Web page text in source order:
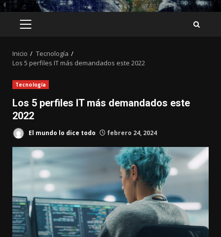
MENÚ
Inicio
Tecnología
Los 5 perfiles IT más demandados este 2022
Tecnología
Los 5 perfiles IT más demandados este
2022
El mundo lo dice todo febrero 24, 2024